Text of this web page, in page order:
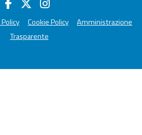
Cookie Policy
Amministrazione
Trasparente